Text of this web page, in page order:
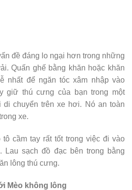
đề đáng lo ngại hơn trong những
Quấn ghế bằng khăn hoặc khăn
nhất để ngăn tóc xâm nhập vào
giữ thú cưng của bạn trong một
chuyển trên xe hơi. Nó an toàn
xe.
tô cầm tay rất tốt trong việc đi vào
sạch đồ đạc bên trong bằng
lông thú cưng.
Mèo không lông